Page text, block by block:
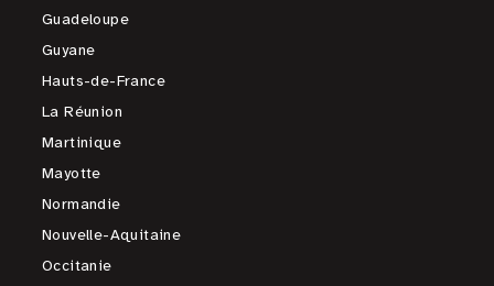
Guadeloupe
Guyane
Hauts-de-France
La Réunion
Martinique
Mayotte
Normandie
Nouvelle-Aquitaine
Occitanie